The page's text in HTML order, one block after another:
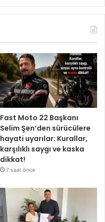
Fast Moto 22 Başkanı
Selim Şen’den sürücülere
hayati uyarılar: Kurallar,
karşılıklı saygı ve kaska
dikkat!
7 saat önce